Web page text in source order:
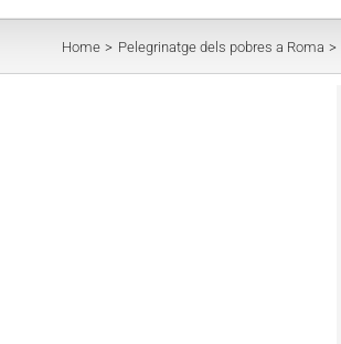
Home Pelegrinatge dels pobres a Roma